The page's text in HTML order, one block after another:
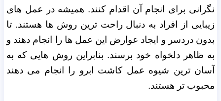
نگرانی برای انجام آن اقدام کنند. همیشه در عمل های
زیبایی از افراد به دنبال راحت ترین روش ها هستند. تا
بدون دردسر و ایجاد عوارض این عمل ها را انجام دهند و
به ظاهر دلخواه خود برسند. بنابراین روش هایی که به
آسان ترین شیوه عمل کاشت ابرو را انجام می دهند
محبوب تر هستند.